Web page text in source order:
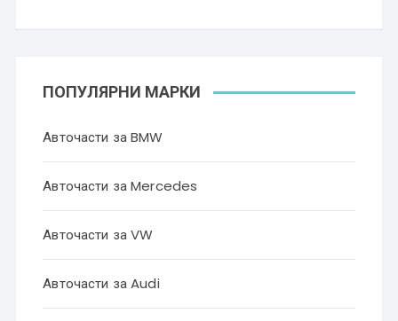
ПОПУЛЯРНИ МАРКИ
Авточасти за BMW
Авточасти за Mercedes
Авточасти за VW
Авточасти за Audi